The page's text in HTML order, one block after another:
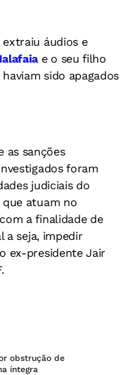
áudios e
e o seu filho
sido apagados
as sanções
foram
judiciais do
que atuam no
a finalidade de
a seja, impedir
ex-presidente Jair
obstrução de
íntegra